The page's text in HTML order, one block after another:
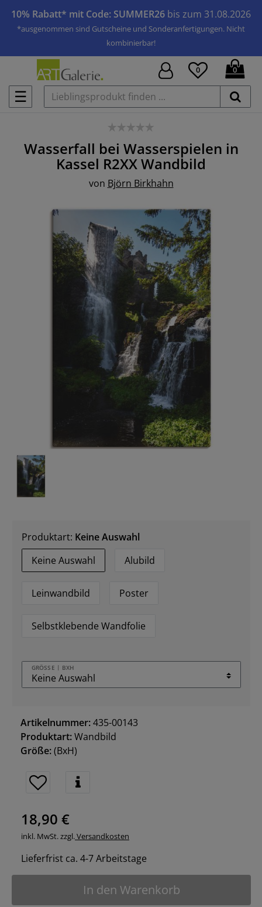
10% Rabatt* mit Code: SUMMER26 bis zum 31.08.2026
*ausgenommen sind Gutscheine und Sonderanfertigungen. Nicht
kombinierbar!
☰
0 0
Wasserfall bei Wasserspielen in
Kassel R2XXWandbild
von Björn Birkhahn
Produktart: Keine Auswahl
Keine Auswahl
Alubild
Leinwandbild Poster
Selbstklebende Wandfolie
GRÖSSE | BXH
Artikelnummer:435-00143
Produktart:Wandbild
Größe:(BxH)
18,90 €
inkl. MwSt. zzgl.Versandkosten
Lieferfrist ca. 4-7 Arbeitstage
In den Warenkorb